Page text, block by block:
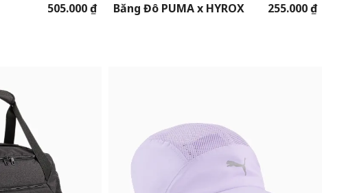
505.000 ₫ Băng Đô PUMA x HYROX 255.000 ₫